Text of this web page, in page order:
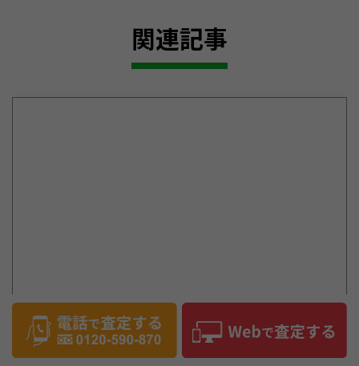
【2026年税理士監修】車の名義変更を自分で行う方
法！必要書類・費用と税金の注意点
中古車のお役立ちコラム
2026.01.26